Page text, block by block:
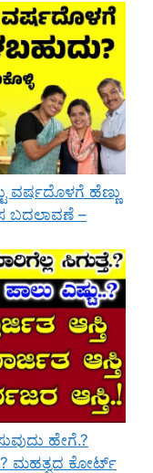
ವರ್ಷದೊಳಗೆ ಹೆಣ್ಣು
ಬದಲಾವಣೆ –
ಹೇಗೆ.?
ಮಹತ್ವದ ಕೋರ್ಟ್